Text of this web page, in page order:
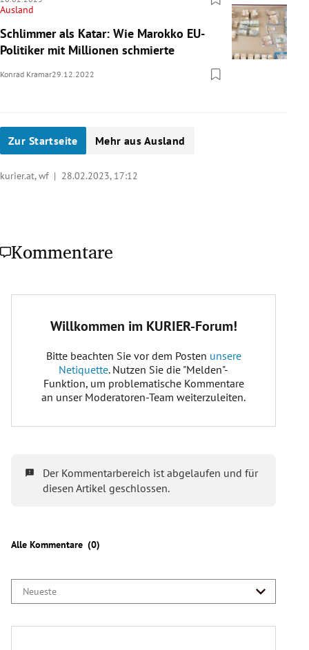
Ausland
Schlimmer als Katar: Wie Marokko EU-
Politiker mit Millionen schmierte
Konrad Kramar29.12.2022
Zur Startseite Mehr aus Ausland
kurier.at, wf | 28.02.2023, 17:12
Kommentare